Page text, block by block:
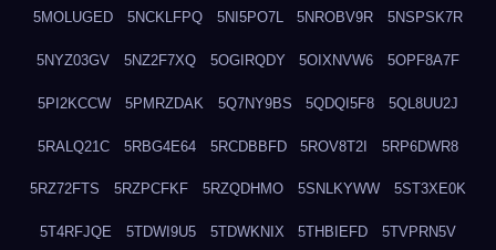
5MOLUGED 5NCKLFPQ 5NI5PO7L 5NROBV9R 5NSPSK7R
5NYZ03GV 5NZ2F7XQ 5OGIRQDY 5OIXNVW6 5OPF8A7F
5PI2KCCW 5PMRZDAK 5Q7NY9BS 5QDQI5F8 5QL8UU2J
5RALQ21C 5RBG4E64 5RCDBBFD 5ROV8T2I 5RP6DWR8
5RZ72FTS 5RZPCFKF 5RZQDHMO 5SNLKYWW 5ST3XE0K
5T4RFJQE 5TDWI9U5 5TDWKNIX 5THBIEFD 5TVPRN5V